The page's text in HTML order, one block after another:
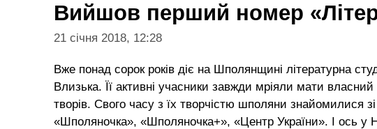
Вийшов перший номер
21 січня 2018, 12:28
Вже понад сорок років діє на Шполянщині літературна
Влизька. Її активні учасники завжди мріяли мати
творів. Свого часу з їх творчістю шполяни знайомилися зі
«Шполяночка», «Шполяночка+», «Центр України». І ось